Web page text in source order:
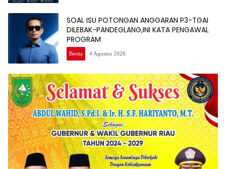
SOAL ISU POTONGAN ANGGARAN P3-TGAI
DILEBAK-PANDEGLANG,INI KATA PENGAWAL
PROGRAM
Berita 4 Agustus 2026